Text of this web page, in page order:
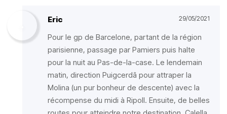
Eric 29/05/2021
Pour le gp de Barcelone, partant de la région
parisienne, passage par Pamiers puis halte
pour la nuit au Pas-de-la-case. Le lendemain
matin, direction Puigcerdã pour attraper la
Molina (un pur bonheur de descente) avec la
récompense du midi à Ripoll. Ensuite, de belles